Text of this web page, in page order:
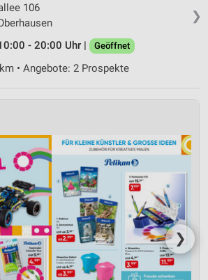
❯
106
- 20:00 Uhr |
Geöffnet
• Angebote: 2 Prospekte
❯